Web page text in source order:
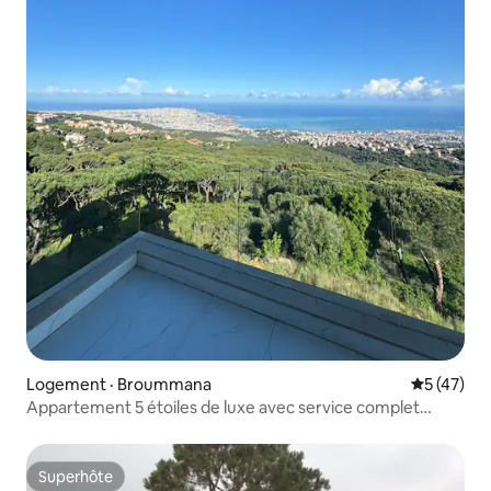
Logement · Broummana Note
5 (47)
Appartement 5 étoiles de luxe avec service complet
Superhôte
Superhôte